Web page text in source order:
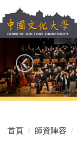
到
主
容
區
首頁 師資陣容